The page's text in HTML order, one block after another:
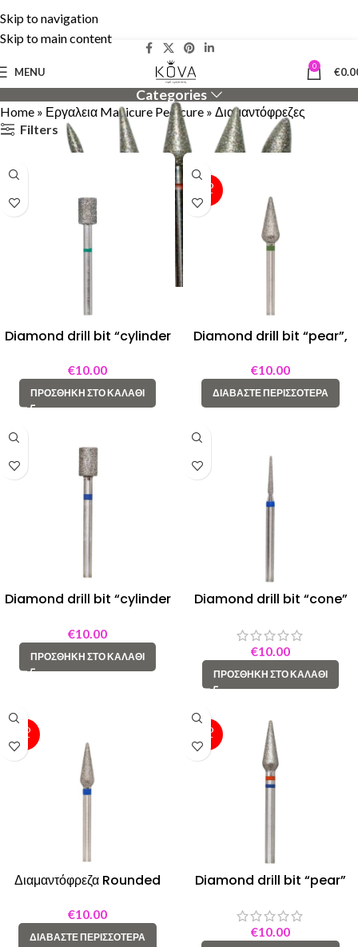
Skip to navigation
Skip to main content
MENU 0 €
Categories
Home » Εργαλεια Manicure Pedicure » Διαμαντόφρεζες
Filters
Diamond drill bit “cylinder
€10.00
ΠΡΟΣΘΉΚΗ ΣΤΟ ΚΑΛΆΘΙ
SOLD
OUT
Diamond drill bit “pear”,
€10.00
ΔΙΑΒΆΣΤΕ ΠΕΡΙΣΣΌΤΕΡΑ
Diamond drill bit “cylinder
€10.00
ΠΡΟΣΘΉΚΗ ΣΤΟ ΚΑΛΆΘΙ
Diamond drill bit “cone”
€10.00
ΠΡΟΣΘΉΚΗ ΣΤΟ ΚΑΛΆΘΙ
SOLD
OUT
Διαμαντόφρεζα Rounded
€10.00
ΔΙΑΒΆΣΤΕ ΠΕΡΙΣΣΌΤΕΡΑ
SOLD
OUT
Diamond drill bit “pear”
€10.00
Δωρεάν Μεταφορικά άνω των 50€ | 5% cashback!